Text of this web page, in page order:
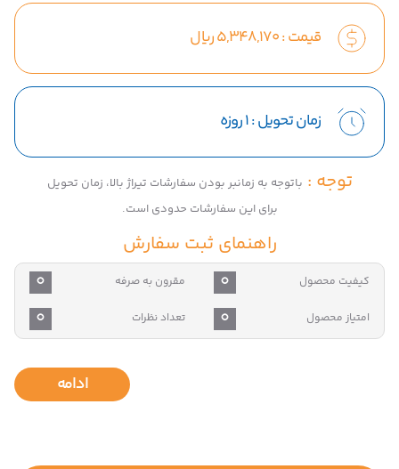
قیمت :5,348,170ریال
زمان تحویل :1 روزه
توجه : باتوجه به زمانبر بودن سفارشات تیراژ بالا، زمان تحویل
برای این سفارشات حدودی است.
راهنمای ثبت سفارش
کیفیت محصول 0 مقرون به صرفه 0
امتیاز محصول 0 تعداد نظرات 0
ادامه